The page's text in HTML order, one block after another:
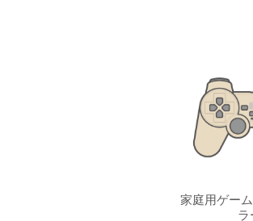
家庭用ゲー
ラ